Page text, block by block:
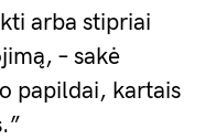
arba stipriai
– sakė
papildai, kartais